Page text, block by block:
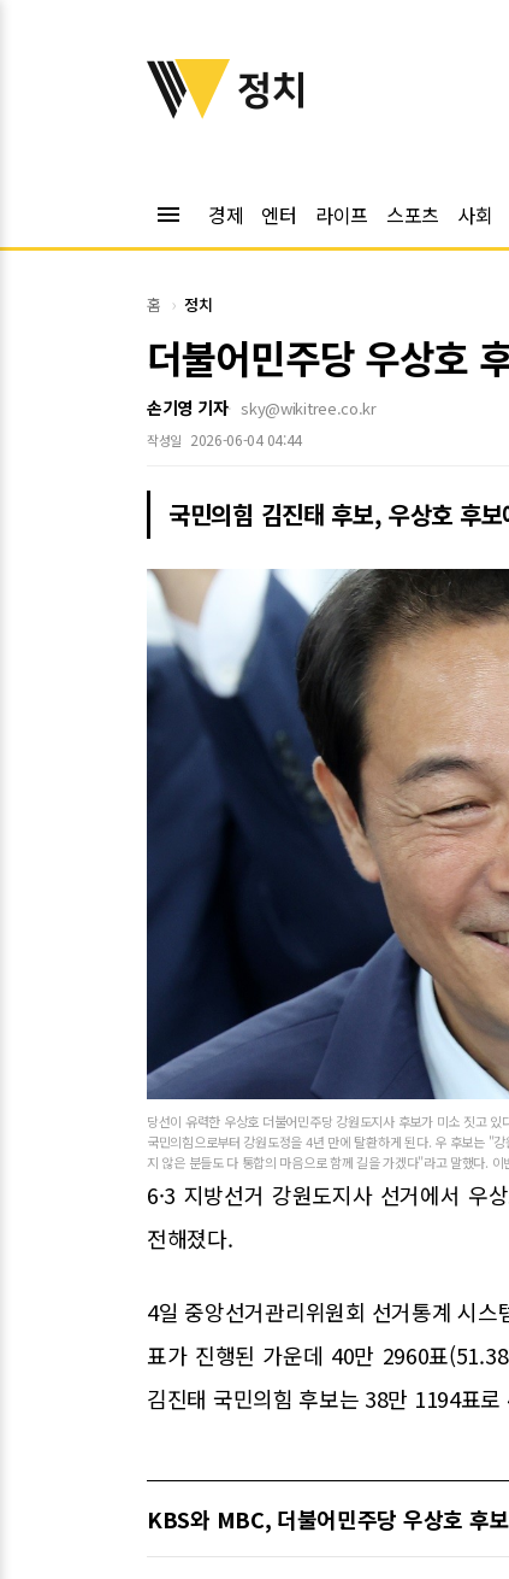
위키트리
정치
menu 경제 엔터 라이프 스포츠 사회
홈 정치
더불어민주당 우상호
손기영 기자 sky@wikitree.co.kr
작성일 2026-06-04 04:44
국민의힘 김진태 후보, 우상호 후
당선이 유력한 우상호 더불어민주당 강원도지사 후보가 미소 짓고
국민의힘으로부터 강원도정을 4년 만에 탈환하게 된다. 우 후보는 "
지 않은 분들도 다 통합의 마음으로 함께 길을 가겠다"라고 말했다.
6·3 지방선거 강원도지사 선거에서 우
전해졌다.
4일 중앙선거관리위원회 선거통계 시
표가 진행된 가운데 40만 2960표
김진태 국민의힘 후보는 38만 1194표
KBS와 MBC, 더불어민주당 우상호 후